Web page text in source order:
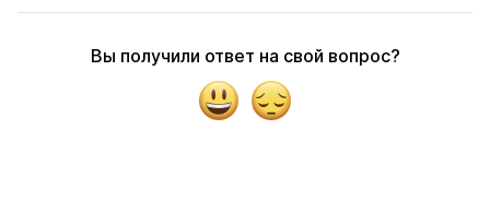
Вы получили ответ на свой вопрос?
Yes No